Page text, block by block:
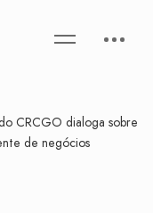
CRCGO dialoga sobre
de negócios